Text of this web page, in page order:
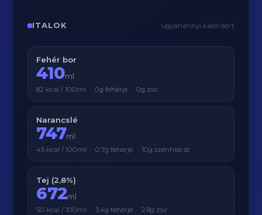
ITALOK ugyanannyi kalóriáért
Fehér bor
410ml
82 kcal / 100ml · 0g fehérje · 0g zsír
Narancslé
747ml
45 kcal / 100ml · 0.7g fehérje · 10g szénhidrát
Tej (2,8%)
672ml
50 kcal / 100ml · 3.4g fehérje · 2.8g zsír